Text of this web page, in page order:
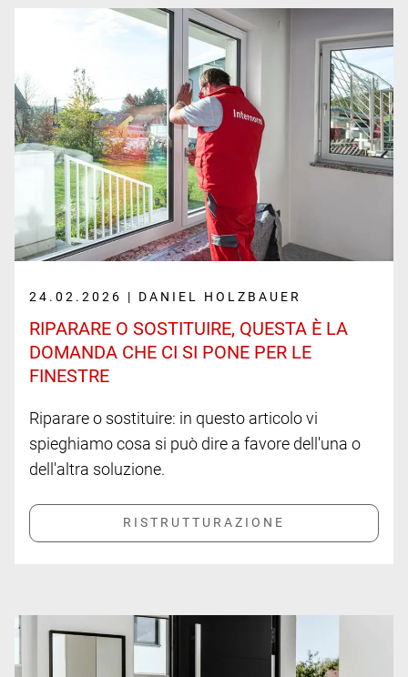
24.02.2026 | DANIEL HOLZBAUER
RIPARARE O SOSTITUIRE, QUESTA È LA
DOMANDA CHE CI SI PONE PER LE
FINESTRE
Riparare o sostituire: in questo articolo vi
spieghiamo cosa si può dire a favore dell'una o
dell'altra soluzione.